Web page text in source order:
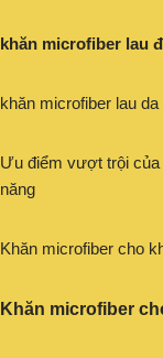
khăn microfiber lau
khăn microfiber
Ưu điểm vượt trội
năng
Khăn microfiber cho
Khăn microfiber